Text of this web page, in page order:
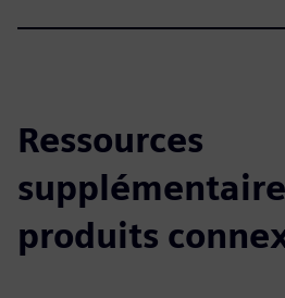
Ressources
produits